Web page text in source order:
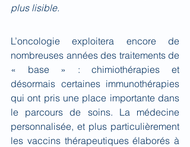
plus lisible.
L’oncologie exploitera encore de
nombreuses années des traitements de
« base » : chimiothérapies et
désormais certaines immunothérapies
qui ont pris une place importante dans
le parcours de soins. La médecine
personnalisée, et plus particulièrement
les vaccins thérapeutiques élaborés à